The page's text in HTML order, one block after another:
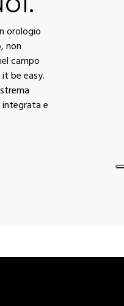
orologio
non
campo
be easy.
e